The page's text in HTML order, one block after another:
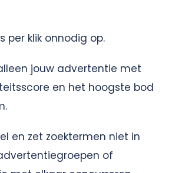
per klik onnodig op.
jouw advertentie met
en het hoogste bod
en zet zoektermen niet in
of